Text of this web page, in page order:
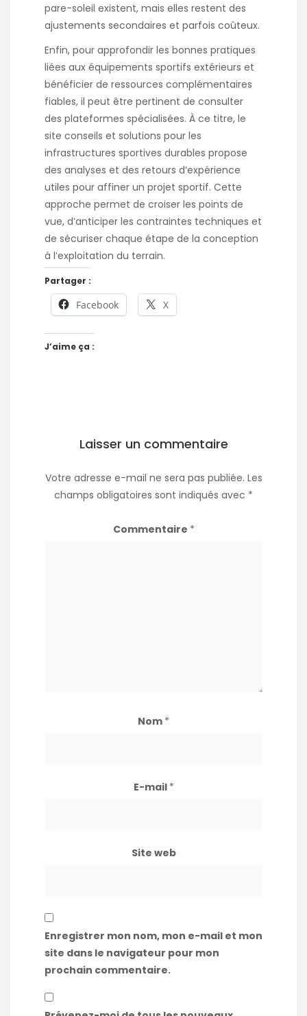
pare-soleil existent, mais elles restent des
ajustements secondaires et parfois coûteux.
Enfin, pour approfondir les bonnes pratiques
liées aux équipements sportifs extérieurs et
bénéficier de ressources complémentaires
fiables, il peut être pertinent de consulter
des plateformes spécialisées. À ce titre, le
site conseils et solutions pour les
infrastructures sportives durables propose
des analyses et des retours d’expérience
utiles pour affiner un projet sportif. Cette
approche permet de croiser les points de
vue, d’anticiper les contraintes techniques et
de sécuriser chaque étape de la conception
à l’exploitation du terrain.
Partager :
Facebook X
J’aime ça :
Laisser un commentaire
Votre adresse e-mail ne sera pas publiée. Les
champs obligatoires sont indiqués avec *
Commentaire *
Nom *
E-mail *
Site web
Enregistrer mon nom, mon e-mail et mon
site dans le navigateur pour mon
prochain commentaire.